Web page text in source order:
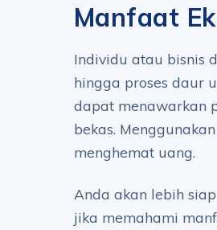
Manfaat
Individu atau bisnis
hingga proses daur
dapat menawarkan
bekas. Menggunakan
menghemat uang.
Anda akan lebih
jika memahami